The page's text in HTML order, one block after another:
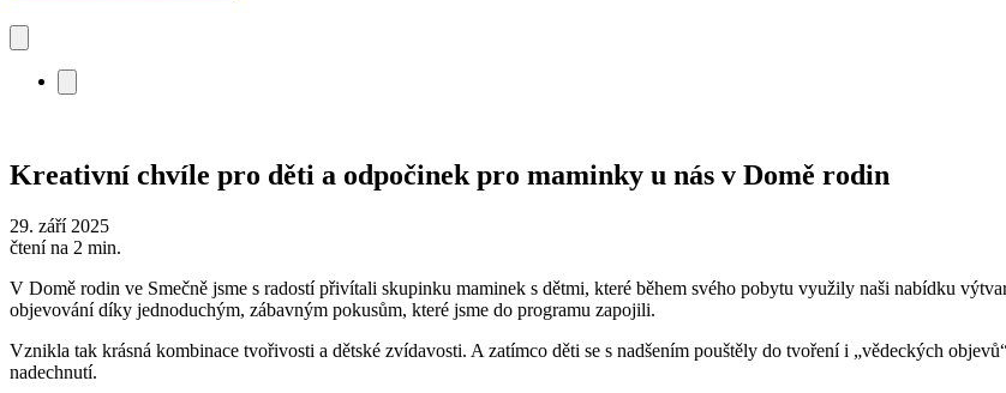
Kreativní chvíle pro děti a odpočinek pro maminky u nás v Domě rodin
29. září 2025
čtení na 2 min.
V Domě rodin ve Smečně jsme s radostí přivítali skupinku maminek s dětmi, které během svého pobytu využily naši nabídku
objevování díky jednoduchým, zábavným pokusům, které jsme do programu zapojili.
Vznikla tak krásná kombinace tvořivosti a dětské zvídavosti. A zatímco děti se s nadšením pouštěly do tvoření i „vědeckých
nadechnutí.